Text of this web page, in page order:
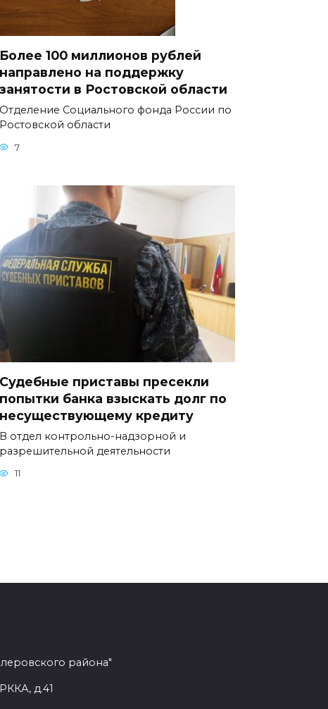
Более 100 миллионов рублей
направлено на поддержку
занятости в Ростовской области
Отделение Социального фонда России по
Ростовской области
7
Судебные приставы пресекли
попытки банка взыскать долг по
несуществующему кредиту
В отдел контрольно-надзорной и
разрешительной деятельности
11
района"
д.41